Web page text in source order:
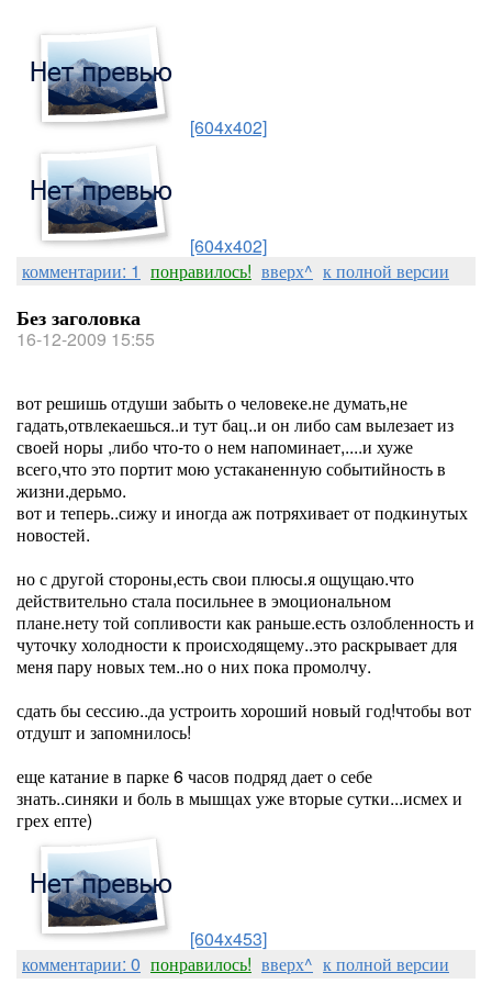
[604x402]
[604x402]
комментарии: 1 понравилось! вверх^ к полной версии
Без заголовка
16-12-2009 15:55
вот решишь отдуши забыть о человеке.не думать,не
гадать,отвлекаешься..и тут бац..и он либо сам вылезает из
своей норы ,либо что-то о нем напоминает,....и хуже
всего,что это портит мою устаканенную событийность в
жизни.дерьмо.
вот и теперь..сижу и иногда аж потряхивает от подкинутых
новостей.
но с другой стороны,есть свои плюсы.я ощущаю.что
действительно стала посильнее в эмоциональном
плане.нету той сопливости как раньше.есть озлобленность и
чуточку холодности к происходящему..это раскрывает для
меня пару новых тем..но о них пока промолчу.
сдать бы сессию..да устроить хороший новый год!чтобы вот
отдушт и запомнилось!
еще катание в парке 6 часов подряд дает о себе
знать..синяки и боль в мышцах уже вторые сутки...исмех и
грех епте)
[604x453]
комментарии: 0 понравилось! вверх^ к полной версии